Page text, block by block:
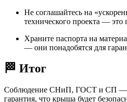
Не соглашайтесь на
технического проекта —
Храните паспорта на
— они понадобятся для
🏁 Итог
Соблюдение СНиП, ГОСТ и СП —
гарантия, что крыша будет